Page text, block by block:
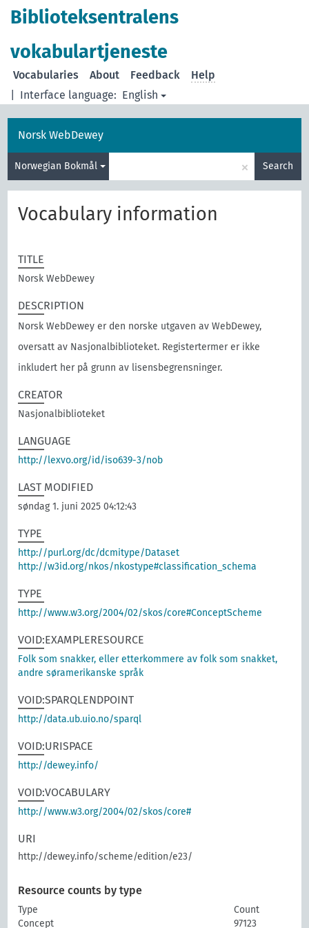
Biblioteksentralens
vokabulartjeneste
Interface language: English
Vocabularies About Feedback Help
Norsk WebDewey
Norwegian Bokmål × Search
Vocabulary information
TITLE
Norsk WebDewey
DESCRIPTION
Norsk WebDewey er den norske utgaven av WebDewey,
oversatt av Nasjonalbiblioteket. Registertermer er ikke
inkludert her på grunn av lisensbegrensninger.
CREATOR
Nasjonalbiblioteket
LANGUAGE
http://lexvo.org/id/iso639-3/nob
LAST MODIFIED
søndag 1. juni 2025 04:12:43
TYPE
http://purl.org/dc/dcmitype/Dataset
http://w3id.org/nkos/nkostype#classification_schema
TYPE
http://www.w3.org/2004/02/skos/core#ConceptScheme
VOID:EXAMPLERESOURCE
Folk som snakker, eller etterkommere av folk som snakket,
andre søramerikanske språk
VOID:SPARQLENDPOINT
http://data.ub.uio.no/sparql
VOID:URISPACE
http://dewey.info/
VOID:VOCABULARY
http://www.w3.org/2004/02/skos/core#
URI
http://dewey.info/scheme/edition/e23/
Resource counts by type
Type
Count
Concept
97123